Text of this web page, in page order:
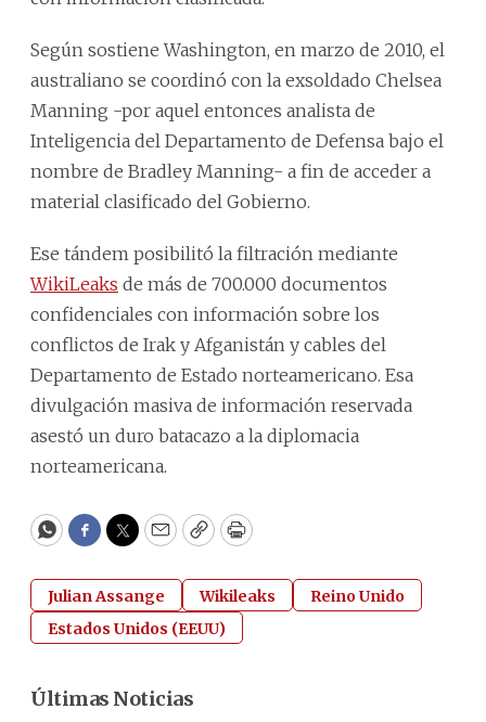
Según sostiene Washington, en marzo de 2010, el
australiano se coordinó con la exsoldado Chelsea
Manning -por aquel entonces analista de
Inteligencia del Departamento de Defensa bajo el
nombre de Bradley Manning- a fin de acceder a
material clasificado del Gobierno.
Ese tándem posibilitó la filtración mediante
WikiLeaks de más de 700.000 documentos
confidenciales con información sobre los
conflictos de Irak y Afganistán y cables del
Departamento de Estado norteamericano. Esa
divulgación masiva de información reservada
asestó un duro batacazo a la diplomacia
norteamericana.
WhatsApp
Facebook
Twitter
EmailCopyPrint
Julian Assange Wikileaks
Reino Unido
Estados Unidos (EEUU)
Últimas Noticias